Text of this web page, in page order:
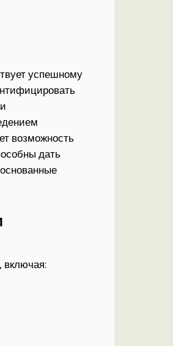
успешному
возможность
дать
включая: